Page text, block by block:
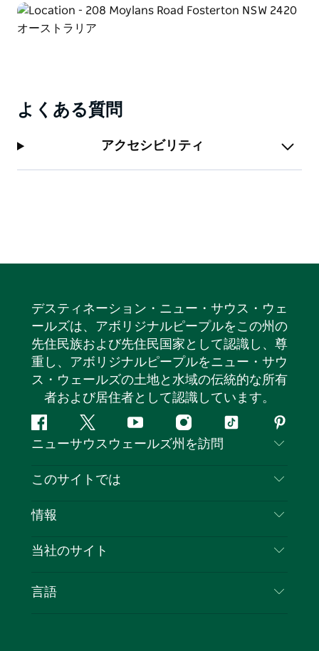
参加者全員に軽食をご用意しております。
宿泊施設は敷地内にあります。別途ご予約ください。部
よくある質問
アクセシビリティ
デスティネーション・ニュー・サウス・ウェ
ールズは、アボリジナルピープルをこの州の
先住民族および先住民国家として認識し、尊
重し、アボリジナルピープルをニュー・サウ
ス・ウェールズの土地と水域の伝統的な所有
者および居住者として認識しています。
フ
ェ
ス
ッ
ツ
イ
タ
ユ
ー
イ
ン
テ
ピ
ン
レ
ト
ニューサウスウェールズ州を訪問
お問い合わせ
クッキーに関する通知
このサイトでは
目的地
イベント
情報
旅行情報
NSWでのビジネス
当社のサイト
言語